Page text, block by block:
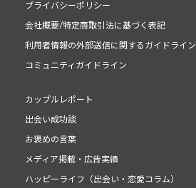
プライバシーポリシー
会社概要/特定商取引法に基づく表記
利用者情報の外部送信に関するガイドライン
コミュニティガイドライン
カップルレポート
出会い成功談
お褒めの言葉
メディア掲載・広告実績
ハッピーライフ（出会い・恋愛コラム）